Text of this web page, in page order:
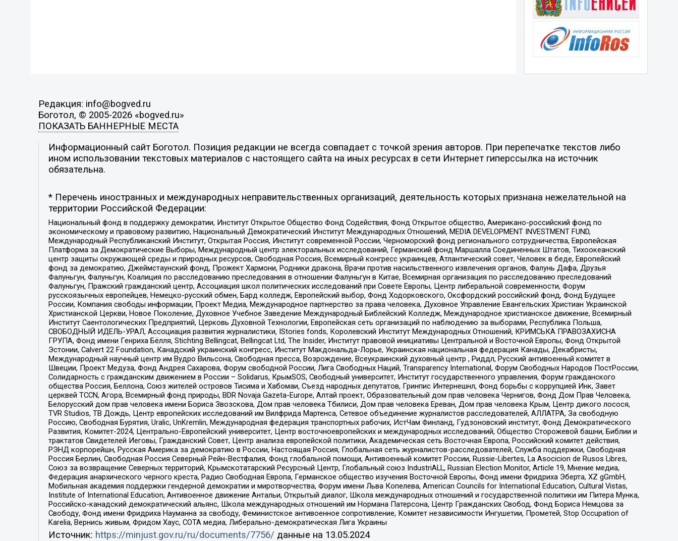
Редакция: info@bogved.ru
Боготол, © 2005-2026 «bogved.ru»
ПОКАЗАТЬ БАННЕРНЫЕ МЕСТА
Информационный сайт Боготол. Позиция редакции не всегда совпадает с точкой зрения авторов. При перепечатке текстов либо
ином использовании текстовых материалов с настоящего сайта на иных ресурсах в сети Интернет гиперссылка на источник
обязательна.
* Перечень иностранных и международных неправительственных организаций, деятельность которых признана нежелательной на
территории Российской Федерации:
Национальный фонд в поддержку демократии, Институт Открытое Общество Фонд Содействия, Фонд Открытое общество, Американо-российский фонд по
экономическому и правовому развитию, Национальный Демократический Институт Международных Отношений, MEDIA DEVELOPMENT INVESTMENT FUND,
Международный Республиканский Институт, Открытая Россия, Институт современной России, Черноморский фонд регионального сотрудничества, Европейская
Платформа за Демократические Выборы, Международный центр электоральных исследований, Германский фонд Маршалла Соединенных Штатов, Тихоокеанский
центр защиты окружающей среды и природных ресурсов, Свободная Россия, Всемирный конгресс украинцев, Атлантический совет, Человек в беде, Европейский
фонд за демократию, Джеймстаунский фонд, Прожект Хармони, Родники дракона, Врачи против насильственного извлечения органов, Фалунь Дафа, Друзья
Фалуньгун, Фалуньгун, Коалиция по расследованию преследования в отношении Фалуньгун в Китае, Всемирная организация по расследованию преследований
Фалуньгун, Пражский гражданский центр, Ассоциация школ политических исследований при Совете Европы, Центр либеральной современности, Форум
русскоязычных европейцев, Немецко-русский обмен, Бард колледж, Европейский выбор, Фонд Ходорковского, Оксфордский российский фонд, Фонд Будущее
России, Компания свободы информации, Проект Медиа, Международное партнерство за права человека, Духовное Управление Евангельских Христиан Украинской
Христианской Церкви, Новое Поколение, Духовное Учебное Заведение Международный Библейский Колледж, Международное христианское движение, Всемирный
Институт Саентологических Предприятий, Церковь Духовной Технологии, Европейская сеть организаций по наблюдению за выборами, Республика Польша,
СВОБОДНЫЙ ИДЕЛЬ-УРАЛ, Ассоциация развития журналистики, IStories fonds, Королевский Институт Международных Отношений, КРИМСЬКА ПРАВОЗАХИСНА
ГРУПА, Фонд имени Генриха Бёлля, Stichting Bellingcat, Bellingcat Ltd, The Insider, Институт правовой инициативы Центральной и Восточной Европы, Фонд Открытой
Эстонии, Calvert 22 Foundation, Канадский украинский конгресс, Институт Макдональда-Лорье, Украинская национальная федерация Канады, Декабристы,
Международный научный центр им Вудро Вильсона, Свободная пресса, Возрождение, Всеукраинский духовный центр , Риддл, Русский антивоенный комитет в
Швеции, Проект Медуза, Фонд Андрея Сахарова, Форум свободной России, Лига Свободных Наций, Transparеncy International, Форум Свободных Народов ПостРоссии,
Солидарность с гражданским движением в России – Solidarus, КрымSOS, Свободный университет, Институт государственного управления, Форум гражданского
общества Россия, Беллона, Союз жителей островов Тисима и Хабомаи, Съезд народных депутатов, Гринпис Интернешнл, Фонд борьбы с коррупцией Инк, Завет
церквей TCCN, Агора, Всемирный фонд природы, BDR Novaja Gazeta-Europe, Алтай проект, Образовательный дом прав человека Чернигов, Фонд Дом Прав Человека,
Белорусский дом прав человека имени Бориса Звозскова, Дом прав человека Тбилиси, Дом прав человека Ереван, Дом прав человека Крым, Центр дикого лосося,
TVR Studios, ТВ Дождь, Центр европейских исследований им Вилфрида Мартенса, Сетевое объединение журналистов расследователей, АЛЛАТРА, За свободную
Россию, Свободная Бурятия, Uralic, UnKremlin, Международная федерация транспортных рабочих, ИстЧам Финланд, Гудзоновский институт, Фонд Демократического
Развития, Комитет-2024, Центрально-Европейский университет, Центр восточноевропейских и международных исследований, Общество Сторожевой башни, Библии и
трактатов Свидетелей Иеговы, Гражданский Совет, Центр анализа европейской политики, Академическая сеть Восточная Европа, Российский комитет действия,
РЭНД корпорейшн, Русская Америка за демократию в России, Настоящая Россия, Глобальная сеть журналистов-расследователей, Служба поддержки, Свободная
Россия Берлин, Свободная Россия Северный Рейн-Вестфалия, Фонд глобальной помощи, Антивоенный комитет России, Russie-Libertes, La Asocicion de Rusos Libres,
Союз за возвращение Северных территорий, Крымскотатарский Ресурсный Центр, Глобальный союз IndustriALL, Russian Election Monitor, Article 19, Мнение медиа,
Федерация анархического черного креста, Радио Свободная Европа, Германское общество изучения Восточной Европы, Фонд имени Фридриха Эберта, XZ gGmbH,
Мобильная академия поддержки гендерной демократии и миротворчества, Форум имени Льва Копелева, American Councils for International Education, Cultural Vistas,
Institute of International Education, Антивоенное движение Антальи, Открытый диалог, Школа международных отношений и государственной политики им Питера Мунка,
Российско-канадский демократический альянс, Школа международных отношений им Нормана Патерсона, Центр Гражданских Свобод, Фонд Бориса Немцова за
Свободу, Фонд имени Фридриха Науманна за свободу, Феминистское антивоенное сопротивление, Комитет независимости Ингушетии, Прометей, Stop Occupation of
Karelia, Вернись живым, Фридом Хаус, СОТА медиа, Либерально-демократическая Лига Украины
Источник: https://minjust.gov.ru/ru/documents/7756/ данные на 13.05.2024